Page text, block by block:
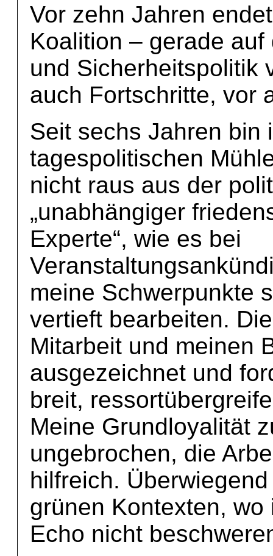
Vor zehn Jahren
Koalition – gerade
und Sicherheitspolitik
auch Fortschritte, vor
Seit sechs Jahren bin
tagespolitischen
nicht raus aus der
„unabhängiger
Experte“, wie es bei
meine Schwerpunkte
vertieft bearbeiten.
Mitarbeit und meinen
ausgezeichnet und
breit,
Meine Grundloyalität
ungebrochen, die
hilfreich.
grünen Kontexten,
Echo nicht